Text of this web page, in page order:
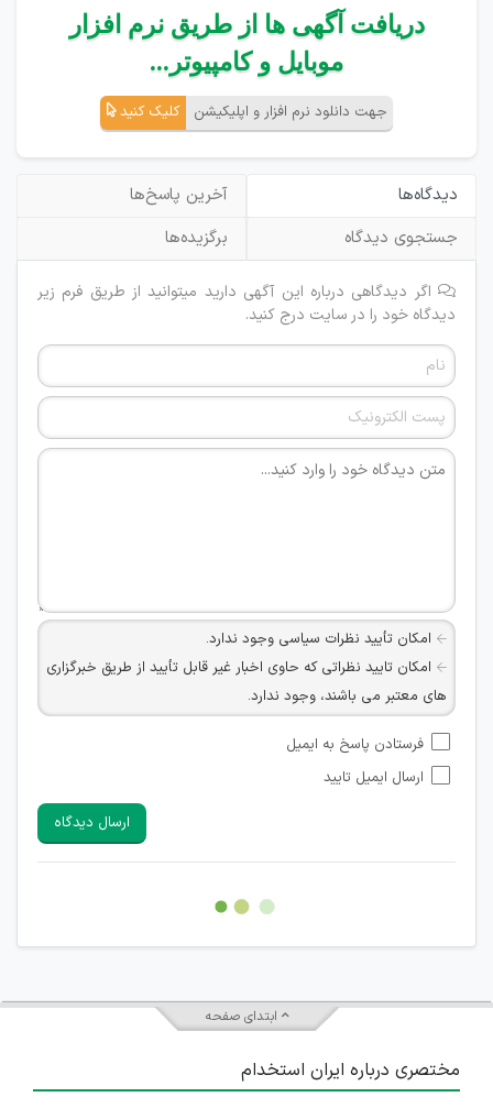
دریافت آگهی ها از طریق نرم افزار
موبایل و کامپیوتر...
جهت دانلود نرم افزار و اپلیکیشن کلیک کنید
دیدگاه‌ها
آخرین پاسخ‌ها
جستجوی دیدگاه
برگزیده‌ها
اگر دیدگاهی درباره این آگهی دارید میتوانید از طریق فرم زیر
دیدگاه خود را در سایت درج کنید.
امکان تأیید نظرات سیاسی وجود ندارد.
امکان تایید نظراتی که حاوی اخبار غیر قابل تأیید از طریق خبرگزاری
های معتبر می باشند، وجود ندارد.
شبکه های مجازی ارتباطی می باشند وجود ندارد.
امکان تأیید نظرات کاربرانی که به هر طریقی قصد مأیوس کردن
هرگونه تحریک، تحقیر و کنایه به سایر افراد (مسئول و غیر مسئول)
غیر مجاز می باشد.
امکان هماهنگی برای هرگونه ملاقات حضوری چه به صورت دسته
فرستادن پاسخ به ایمیل
ارسال ایمیل تایید
ارسال دیدگاه
ابتدای صفحه
مختصری درباره ایران استخدام